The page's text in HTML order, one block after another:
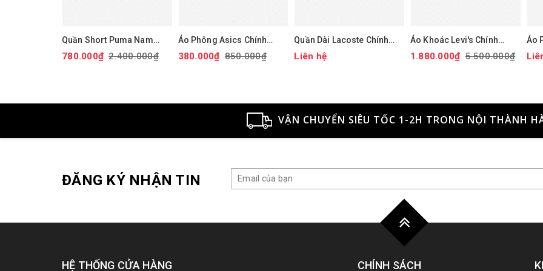
Quần Short Puma Nam
Chính Hãng - 101 Solid 9"
Golf Shorts - Màu đỏ |
780.000₫ 2.400.000₫
Áo Phông Asics Chính
Hãng - Dry Printed
Volleyball Jerseys - Màu
380.000₫ 850.000₫
Quần Dài Lacoste Chính
hãng - Tapered Leg
Sweatpants - Màu Xanh |
Liên hệ
Áo Khoác Levi's Chính
Hãng - Áo khoác phao trùm
đầu co giãn chống nước
1.880.000₫ 5.500.000₫
Áo
-
VẬN CHUYỂN SIÊU TỐC 1-2H TRONG NỘI THÀNH
ĐĂNG KÝ NHẬN TIN
HỆ THỐNG CỬA HÀNG CHÍNH SÁCH